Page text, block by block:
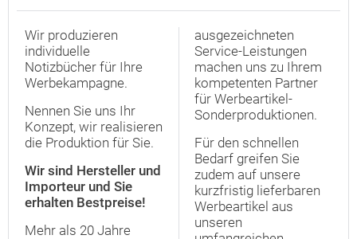
Wir produzieren
individuelle
Notizbücher für Ihre
Werbekampagne.
Nennen Sie uns Ihr
Konzept, wir realisieren
die Produktion für Sie.
Wir sind Hersteller und
Importeur und Sie
erhalten Bestpreise!
Mehr als 20 Jahre
ausgezeichneten
Service-Leistungen
machen uns zu Ihrem
kompetenten Partner
für Werbeartikel-
Sonderproduktionen.
Für den schnellen
Bedarf greifen Sie
zudem auf unsere
kurzfristig lieferbaren
Werbeartikel aus
unseren